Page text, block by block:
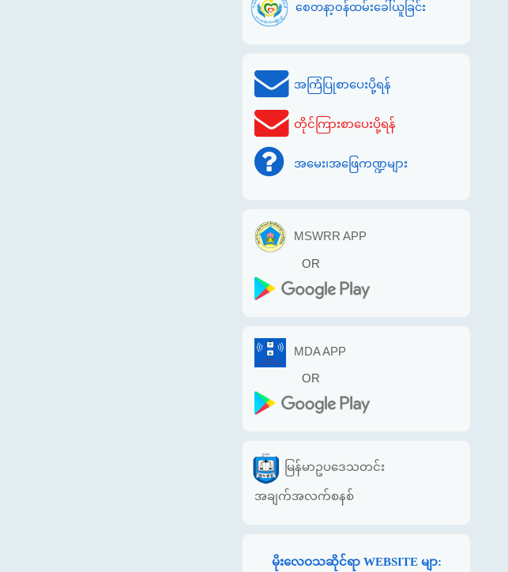
စေတနာ့ဝန်ထမ်းခေါ်ယူခြင်း
အကြံပြုစာပေးပို့ရန်
တိုင်ကြားစာပေးပို့ရန်
အမေး၊အဖြေကဏ္ဍများ
MSWRR APP
OR
MDA APP
OR
မြန်မာဥပဒေသတင်း
အချက်အလက်စနစ်
မိုးလေဝသဆိုင်ရာ WEBSITE မျာ: